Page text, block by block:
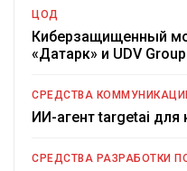
ЦОД
Киберзащищенный
«Датарк» и UDV Group
СРЕДСТВА
ИИ-агент targetai для
СРЕДСТВА РАЗРАБОТКИ